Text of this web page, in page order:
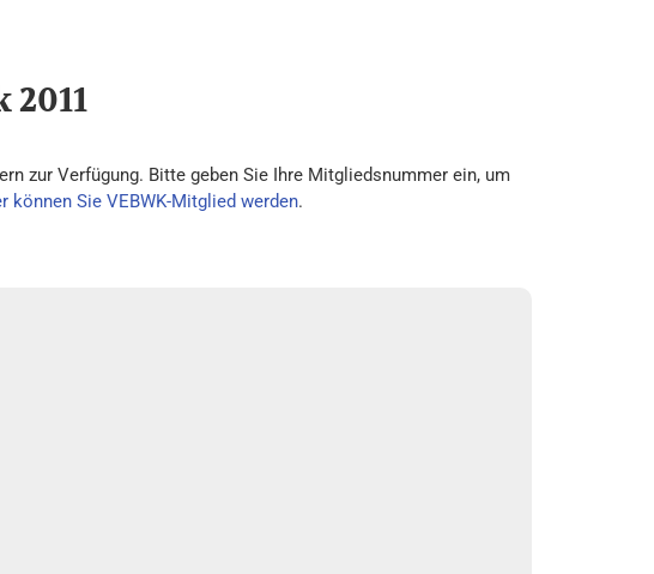
zur Verfügung. Bitte geben Sie Ihre Mitgliedsnummer ein, um
können Sie VEBWK-Mitglied werden.